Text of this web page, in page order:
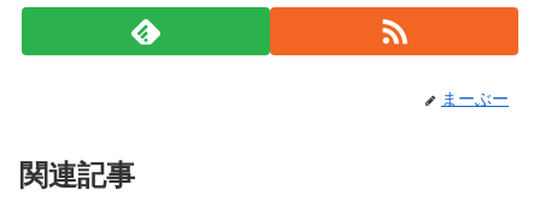
まーぶー
関連記事